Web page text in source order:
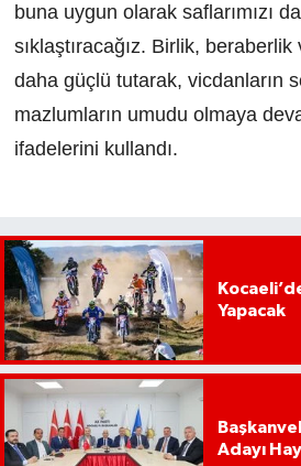
buna uygun olarak saflarımızı
sıklaştıracağız. Birlik,
daha güçlü tutarak, vicdanların
mazlumların umudu olmaya
ifadelerini kullandı.
Yapacak
Adayı